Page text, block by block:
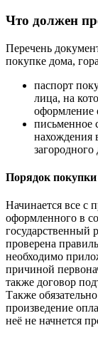
Что должен
Перечень
покупке дома,
паспорт
лица, на
оформление
письменное
нахождения
загородного
Порядок
Начинается все с
оформленного в
государственный
проверена
необходимо
причиной
также договор
Также
произведение
неё не начнется